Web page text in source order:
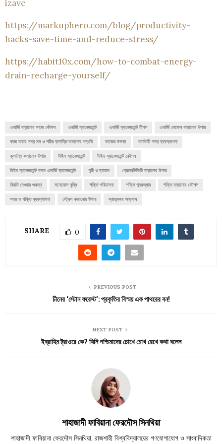
izavc
https://markuphero.com/blog/productivity-
hacks-save-time-and-reduce-stress/
https://habit10x.com/how-to-combat-energy-
drain-recharge-yourself/
এনার্জি বাড়ানোর সহজ কৌশল এনার্জি ম্যানেজমেন্ট এনার্জি ম্যানেজমেন্ট টিপস এনার্জি লেভেল বাড়ানোর উপায়
কাজ করার সময় মন ও শরীর ক্লান্তি কমানোর পদ্ধতি কাজের দক্ষতা কার্যকরী সময় ব্যবস্থাপনা
ক্লান্তি কমানোর উপায় টাইম ম্যানেজমেন্ট টাইম ম্যানেজমেন্ট কৌশল
টাইম ম্যানেজমেন্ট বনাম এনার্জি ম্যানেজমেন্ট পুষ্টি ও ব্যায়াম প্রোডাক্টিভিটি বাড়ানোর উপায়
বিরতি নেওয়ার গুরুত্ব মনোযোগ বৃদ্ধি শক্তি পরিচালনা শক্তি পুনরুদ্ধার শক্তি বাড়ানোর কৌশল
সময় ও শক্তি ব্যবস্থাপনা স্ট্রেস কমানোর উপায় স্বাস্থ্যকর অভ্যাস
SHARE 0
PREVIOUS POST
চীনের ‘স্টোন ফরেস্ট’: প্রকৃতির বিস্ময় এক পাথরের বন!
NEXT POST
ইব্রাহিম ট্রাওরে কে? যিনি পশ্চিমাদের চোখে চোখ রেখে কথা বলেন
শাহাজাদী ফাবিয়ানা ফেরদৌস সিনথিয়া
শাহাজাদী ফাবিয়ানা ফেরদৌস সিনথিয়া, রাজশাহী বিশ্ববিদ্যালয়ের গণযোগাযোগ ও সাংবাদিকতা